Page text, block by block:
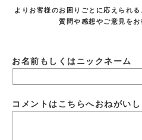
よりお客様のお困りごとに応えられ
質問や感想やご意見をお
お名前もしくはニックネーム
コメントはこちらへおねがいし